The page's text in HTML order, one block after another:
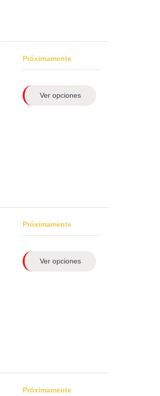
Próximamente
Ver opciones
Próximamente
Ver opciones
Próximamente